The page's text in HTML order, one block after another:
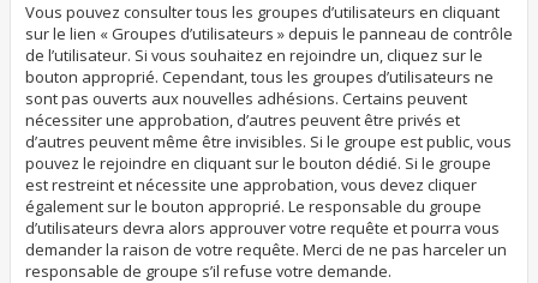
Vous pouvez consulter tous les groupes d’utilisateurs en cliquant
sur le lien « Groupes d’utilisateurs » depuis le panneau de contrôle
de l’utilisateur. Si vous souhaitez en rejoindre un, cliquez sur le
bouton approprié. Cependant, tous les groupes d’utilisateurs ne
sont pas ouverts aux nouvelles adhésions. Certains peuvent
nécessiter une approbation, d’autres peuvent être privés et
d’autres peuvent même être invisibles. Si le groupe est public, vous
pouvez le rejoindre en cliquant sur le bouton dédié. Si le groupe
est restreint et nécessite une approbation, vous devez cliquer
également sur le bouton approprié. Le responsable du groupe
d’utilisateurs devra alors approuver votre requête et pourra vous
demander la raison de votre requête. Merci de ne pas harceler un
responsable de groupe s’il refuse votre demande.